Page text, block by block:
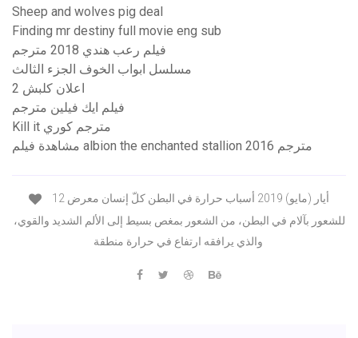
Sheep and wolves pig deal
Finding mr destiny full movie eng sub
فيلم رعب هندي 2018 مترجم
مسلسل ابواب الخوف الجزء الثالث
اعلان كلبش 2
فيلم ايك فيلين مترجم
Kill it مترجم كوري
مشاهدة فيلم albion the enchanted stallion 2016 مترجم
12 أيار (مايو) 2019 أسباب حرارة في البطن كلّ إنسان معرض
للشعور بآلام في البطن، من الشعور بمغص بسيط إلى الألم الشديد والقوي،